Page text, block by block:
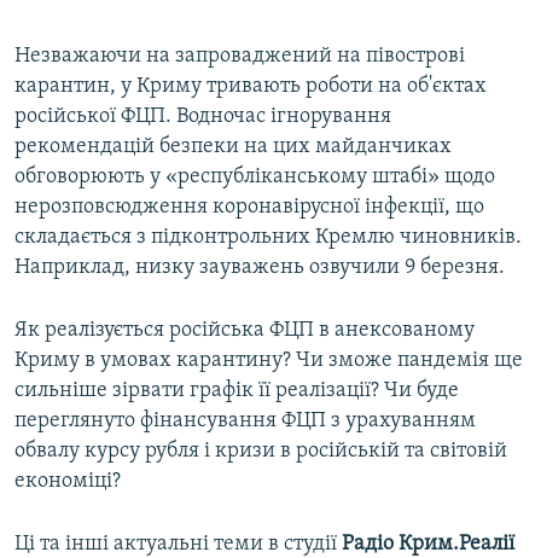
Qırımtatar
Усі сайти RFE/RL
Незважаючи на запроваджений на півострові
карантин, у Криму тривають роботи на об'єктах
російської ФЦП. Водночас ігнорування
рекомендацій безпеки на цих майданчиках
обговорюють у «республіканському штабі» щодо
нерозповсюдження коронавірусної інфекції, що
складається з підконтрольних Кремлю чиновників.
Наприклад, низку зауважень озвучили 9 березня.
Як реалізується російська ФЦП в анексованому
Криму в умовах карантину? Чи зможе пандемія ще
сильніше зірвати графік її реалізації? Чи буде
переглянуто фінансування ФЦП з урахуванням
обвалу курсу рубля і кризи в російській та світовій
економіці?
Ці та інші актуальні теми в студії Радіо Крим.Реалії